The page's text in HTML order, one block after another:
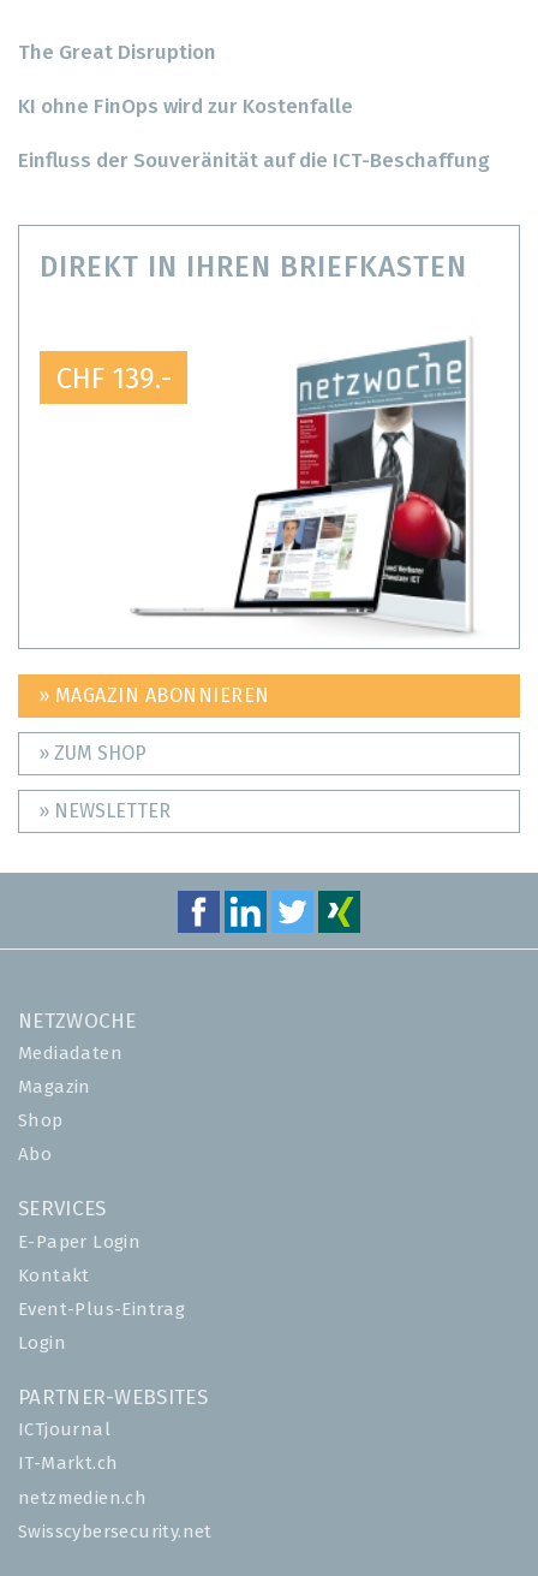
The Great Disruption
KI ohne FinOps wird zur Kostenfalle
Einfluss der Souveränität auf die ICT-Beschaffung
DIREKT IN IHREN BRIEFKASTEN
CHF 139.-
» MAGAZIN ABONNIEREN
» ZUM SHOP
» NEWSLETTER
NETZWOCHE
Mediadaten
Magazin
Shop
Abo
SERVICES
E-Paper Login
Kontakt
Event-Plus-Eintrag
Login
PARTNER-WEBSITES
ICTjournal
IT-Markt.ch
netzmedien.ch
Swisscybersecurity.net